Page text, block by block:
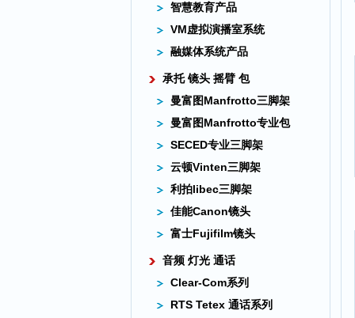
智慧教育产品
VM虚拟演播室系统
融媒体系统产品
承托 镜头 摇臂 包
曼富图Manfrotto三脚架
曼富图Manfrotto专业包
SECED专业三脚架
云顿Vinten三脚架
利拍libec三脚架
佳能Canon镜头
富士Fujifilm镜头
音频 灯光 通话
Clear-Com系列
RTS Tetex 通话系列